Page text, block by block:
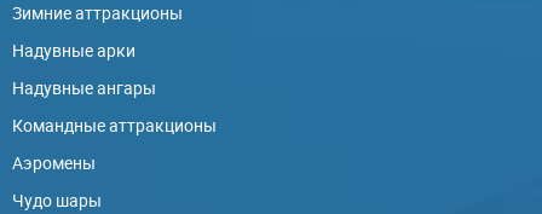
Зимние аттракционы
Надувные арки
Надувные ангары
Командные аттракционы
Аэромены
Чудо шары